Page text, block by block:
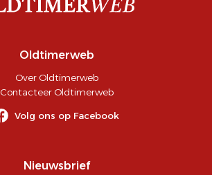
Oldtimerweb
Over Oldtimerweb
Contacteer Oldtimerweb
Volg ons op Facebook
Nieuwsbrief